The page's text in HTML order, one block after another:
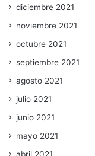
diciembre 2021
noviembre 2021
octubre 2021
septiembre 2021
agosto 2021
julio 2021
junio 2021
mayo 2021
abril 2021